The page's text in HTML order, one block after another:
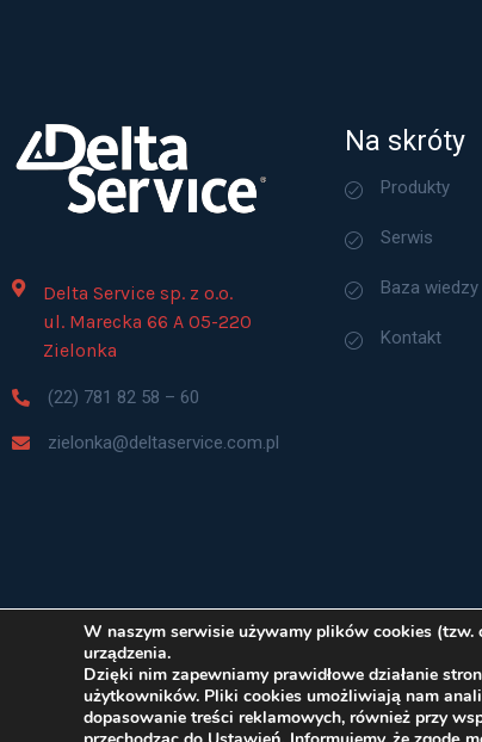
Delta Service sp. z o.o.
ul. Marecka 66 A 05-220
Zielonka
(22) 781 82 58 – 60
zielonka@deltaservice.com.pl
Na skróty
Produkty
Serwis
Baza wiedzy
Kontakt
©
W naszym serwisie używamy plików cookies
urządzenia.
Dzięki nim zapewniamy prawidłowe działanie
użytkowników. Pliki cookies umożliwiają nam
dopasowanie treści reklamowych, również przy